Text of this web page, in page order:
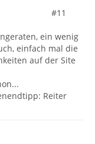
#11
ein wenig
einfach mal die
auf der Site
Reiter